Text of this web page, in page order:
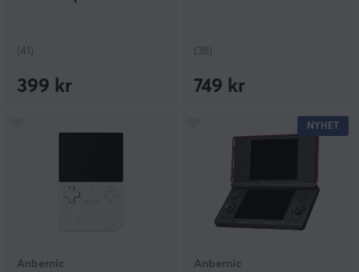
kommer hem.
(41)
399 kr
(38)
749 kr
Anbernic
NYHET
Anbernic